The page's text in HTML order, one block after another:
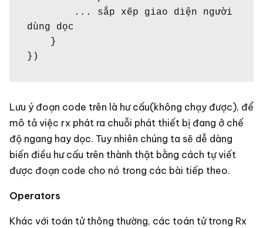
dùng dọc
})
Lưu ý đoạn code trên là hư cấu(không chạy được), để
mô tả việc rx phát ra chuỗi phát thiết bị đang ở chế
độ ngang hay dọc. Tuy nhiên chúng ta sẽ dễ dàng
biến điều hư cấu trên thành thật bằng cách tự viết
được đoạn code cho nó trong các bài tiếp theo.
Operators
Khác với toán tử thông thường, các toán tử trong Rx